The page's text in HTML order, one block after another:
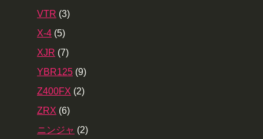
VTR (3)
X-4 (5)
XJR (7)
YBR125 (9)
Z400FX (2)
ZRX (6)
ニンジャ (2)